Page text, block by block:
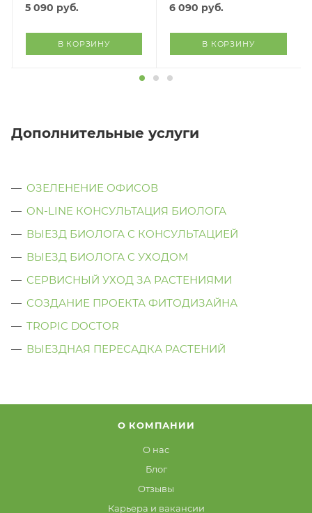
5 090 руб.
В КОРЗИНУ
6 090 руб.
В КОРЗИНУ
Дополнительные услуги
ОЗЕЛЕНЕНИЕ ОФИСОВ
ON-LINE КОНСУЛЬТАЦИЯ БИОЛОГА
ВЫЕЗД БИОЛОГА С КОНСУЛЬТАЦИЕЙ
ВЫЕЗД БИОЛОГА C УХОДОМ
СЕРВИСНЫЙ УХОД ЗА РАСТЕНИЯМИ
СОЗДАНИЕ ПРОЕКТА ФИТОДИЗАЙНА
TROPIC DOCTOR
ВЫЕЗДНАЯ ПЕРЕСАДКА РАСТЕНИЙ
О КОМПАНИИ
О нас
Блог
Отзывы
Карьера и вакансии